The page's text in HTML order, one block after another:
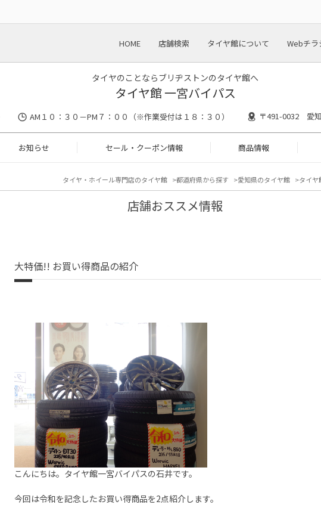
HOME 店舗検索 タイヤ館について Webチラ
タイヤのことならブリヂストンのタイヤ館へ
タイヤ館 一宮バイパス
AM１０：３０－PM７：００（※作業受付は１８：３０） 〒491-0032 愛
お知らせ セール・クーポン情報 商品情報
タイヤ・ホイール専門店のタイヤ館 都道府県から探す 愛知県のタイヤ館 タイヤ
店舗おススメ情報
大特価!! お買い得商品の紹介
こんにちは。タイヤ館一宮バイパスの石井です。
今回は令和を記念したお買い得商品を2点紹介します。